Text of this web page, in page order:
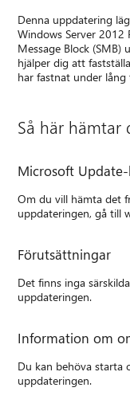
Denna uppdatering
Windows Server 2012
Message Block
hjälper dig att
har fastnat under lång
Så här hämtar
Microsoft
Om du vill hämta det
uppdateringen, gå till
Förutsättningar
Det finns inga
uppdateringen.
Information om
Du kan behöva starta
uppdateringen.